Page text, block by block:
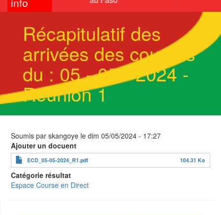
Récapitulatif des
arrivées des courses
du : 05 - 05 - 2024 -
Réunion 1
Soumis par skangoye le dim 05/05/2024 - 17:27
Ajouter un docuent
ECD_05-05-2024_R1.pdf 104.31 Ko
Catégorie résultat
Espace Course en Direct